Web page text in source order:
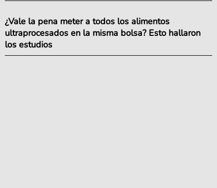
¿Vale la pena meter a todos los alimentos
ultraprocesados en la misma bolsa? Esto hallaron
los estudios